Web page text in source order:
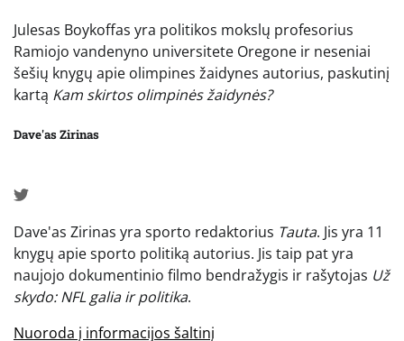
Julesas Boykoffas yra politikos mokslų profesorius
Ramiojo vandenyno universitete Oregone ir neseniai
šešių knygų apie olimpines žaidynes autorius, paskutinį
kartą Kam skirtos olimpinės žaidynės?
Dave'as Zirinas
Dave'as Zirinas yra sporto redaktorius Tauta. Jis yra 11
knygų apie sporto politiką autorius. Jis taip pat yra
naujojo dokumentinio filmo bendražygis ir rašytojas Už
skydo: NFL galia ir politika.
Nuoroda į informacijos šaltinį